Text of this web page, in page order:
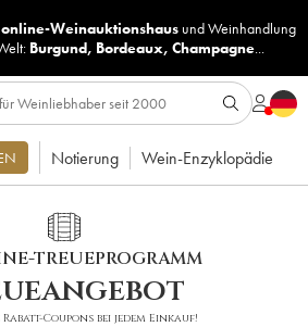
online-Weinauktionshaus undWeinhandlung
Burgund, Bordeaux, Champagne...
Notierung Wein-Enzyklopädie
TREUEPROGRAMM
Coupons bei jedem Einkauf!